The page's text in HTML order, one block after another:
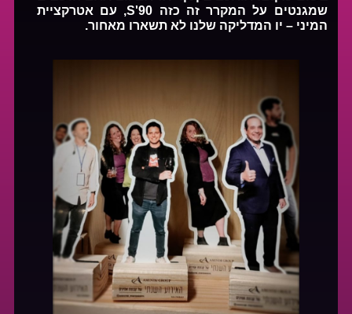
שמגנטים על המקרר זה כזה 90'S, עם אטרקציית
המיני – יו המדליקה שלנו לא תשארו מאחור.